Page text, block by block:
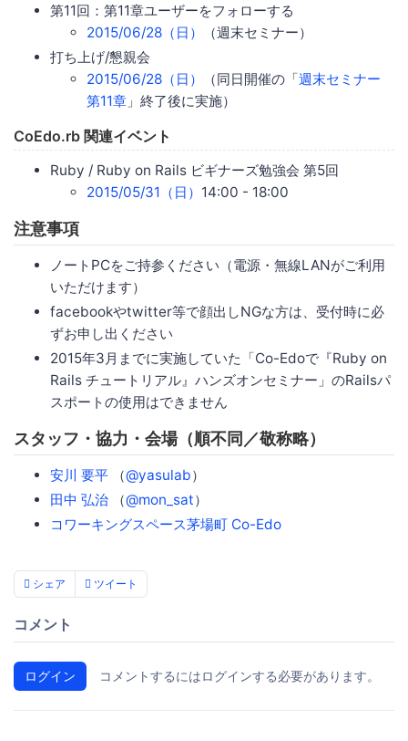
第11回：第11章ユーザーをフォローする
2015/06/28（日）
（週末セミナー）
打ち上げ/懇親会
2015/06/28（日）
（同日開催の「週末セミナー
第11章 」終了後に実施）
CoEdo.rb 関連イベント
Ruby / Ruby on Rails ビギナーズ勉強会 第5回
2015/05/31（日） 14:00 - 18:00
注意事項
ノートPCをご持参ください（電源・無線LANがご利用
いただけます）
facebookやtwitter等で顔出しNGな方は、受付時に必
ずお申し出ください
2015年3月までに実施していた「Co-Edoで『Ruby on
Rails チュートリアル』ハンズオンセミナー」のRailsパ
スポートの使用はできません
スタッフ・協力・会場（順不同／敬称略）
安川 要平 （@yasulab）
田中 弘治 （@mon_sat）
コワーキングスペース茅場町 Co-Edo
シェア ツイート
コメント
ログイン コメントするにはログインする必要があります。